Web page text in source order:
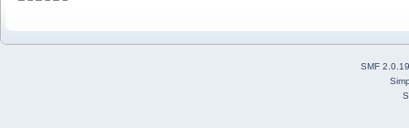
SMF 2.0.19